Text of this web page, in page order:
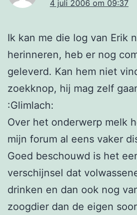
4 juli 2006 om 09:37
Ik kan me die log van Erik
herinneren, heb er nog
geleverd. Kan hem niet
zoekknop, hij mag zelf
:Glimlach:
Over het onderwerp melk
mijn forum al eens vaker
Goed beschouwd is het
verschijnsel dat
drinken en dan ook nog
zoogdier dan de eigen